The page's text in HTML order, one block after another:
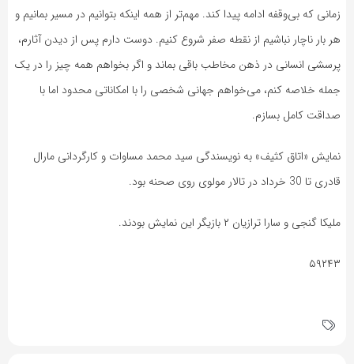
زمانی که بی‌وقفه ادامه پیدا کند. مهم‌تر از همه اینکه بتوانیم در مسیر بمانیم و
هر بار ناچار نباشیم از نقطه صفر شروع کنیم. دوست دارم پس از دیدن آثارم،
پرسشی انسانی در ذهن مخاطب باقی بماند و اگر بخواهم همه چیز را در یک
جمله خلاصه کنم، می‌خواهم جهانی شخصی را با امکاناتی محدود اما با
صداقت کامل بسازم.
نمایش «اتاق کثیف» به نویسندگی سید محمد مساوات و کارگردانی مارال
قادری تا 30 خرداد در تالار مولوی روی صحنه بود.
ملیکا گنجی و سارا ترازیان ۲ بازیگر این نمایش بودند.
۵۹۲۴۳